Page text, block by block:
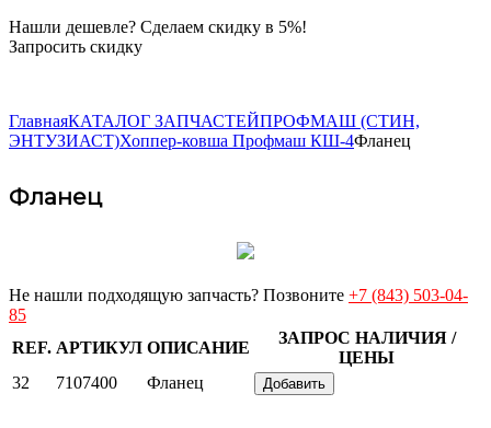
Нашли дешевле? Сделаем скидку в 5%!
Запросить скидку
ГлавнаяКАТАЛОГ ЗАПЧАСТЕЙПРОФМАШ (СТИН,
ЭНТУЗИАСТ)Хоппер-ковша Профмаш КШ-4Фланец
Фланец
Не нашли подходящую запчасть? Позвоните +7 (843) 503-04-
85
REF. АРТИКУЛ ОПИСАНИЕ
ЗАПРОС НАЛИЧИЯ /
ЦЕНЫ
32
7107400 Фланец Добавить